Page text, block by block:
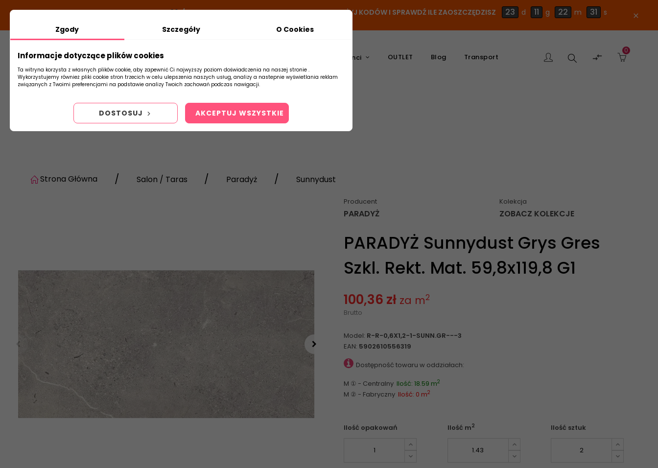
DODATKOWY RABAT Z KODEM:NEWLOOK26/TUBADZIN- DODAJ PRODUKT DO KOSZYKA, UŻYJ KODÓW I SPRAWDŹ ILE ZAOSZCZĘDZISZ 23 d 11 g 22 m 30 s close
Płytki Producenci OUTLET Blog Transport Szukaj 
0
Strona Główna Salon / Taras Paradyż Sunnydust
Producent
PARADYŻ
Kolekcja
ZOBACZ KOLEKCJE
PARADYŻ Sunnydust Grys Gres
Szkl. Rekt. Mat. 59,8x119,8 G1
100,36 zł za m2
Brutto
Model: R-R-0,6X1,2-1-SUNN.GR---3
EAN: 5902610556319
Dostępność towaru w oddziałach:
M ① - Centralny Ilość: 18.59 m2
M ② - Fabryczny Ilość: 0 m2
Ilość opakowań Ilość m2 Ilość sztuk
Zgody Szczegóły O Cookies
Informacje dotyczące plików cookies
Ta witryna korzysta z własnych plików cookie, aby zapewnić Ci najwyższy poziom doświadczenia na naszej stronie .
Wykorzystujemy również pliki cookie stron trzecich w celu ulepszenia naszych usług, analizy a nastepnie wyświetlania reklam
związanych z Twoimi preferencjami na podstawie analizy Twoich zachowań podczas nawigacji.
DOSTOSUJ AKCEPTUJ WSZYSTKIE